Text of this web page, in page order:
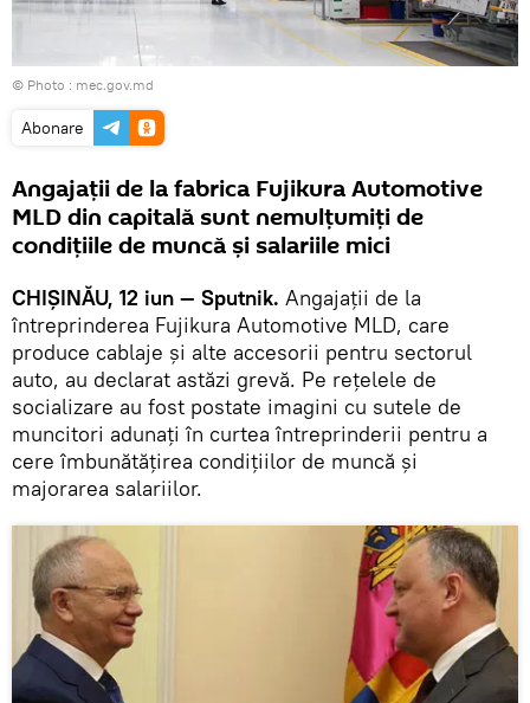
© Photo : mec.gov.md
Abonare
Angajații de la fabrica Fujikura Automotive
MLD din capitală sunt nemulțumiți de
condițiile de muncă și salariile mici
CHIȘINĂU, 12 iun — Sputnik. Angajații de la
întreprinderea Fujikura Automotive MLD, care
produce cablaje și alte accesorii pentru sectorul
auto, au declarat astăzi grevă. Pe rețelele de
socializare au fost postate imagini cu sutele de
muncitori adunați în curtea întreprinderii pentru a
cere îmbunătățirea condițiilor de muncă și
majorarea salariilor.